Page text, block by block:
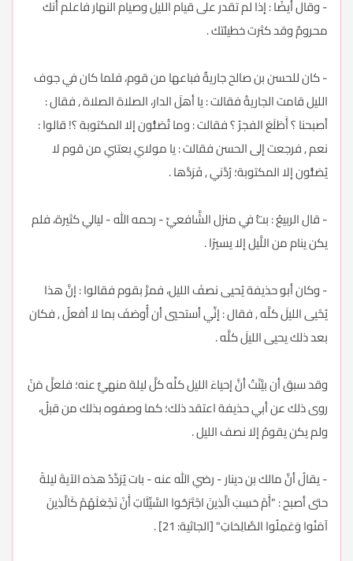
- وقال أيضًا : إذا لم تقدر على قيام الليل وصيام النهار فاعلم أنك
محرومٌ وقد كثرت خطيئتك .
- كان للحسن بن صالح جاريةٌ فباعها من قوم، فلما كان في جوف
الليل قامت الجاريةُ فقالت : يا أهلَ الدار، الصلاة الصلاة , فقال :
أصبحنا ؟ أَطَلَعَ الفجرُ ؟ فقالت : وما تُصَلُّون إلا المكتوبة ؟! قالوا :
نعم , فرجعت إلى الحسن فقالت : يا مولاي بعتني من قوم لا
يُصَلُّون إلا المكتوبة؛ رُدَّني , فَرَدَّها .
- قال الربيعُ : بتُّ في منزل الشَّافعيِّ - رحمه الله - ليالي كثيرة، فلم
يكن ينام من اللَّيل إلا يسيرًا .
- وكان أبو حذيفة يُحيى نصفَ الليل، فمرَّ بقوم فقالوا : إنَّ هذا
يُحْيى الليلَ كلَّه , فقال : إنِّي أستحيي أن أُوصَفَ بما لا أفعلُ , فكان
بعد ذلك يحيى الليلَ كلَّه .
وقد سبق أن بيَّنْتُ أنَّ إحياءَ الليل كلِّه كلَّ ليلة منهيٌّ عنه؛ فلعلَّ مَنْ
روى ذلك عن أبي حذيفة اعتقد ذلك؛ كما وصفوه بذلك من قبلُ،
ولم يكن يقومُ إلا نصف الليل .
- يقالُ أنَّ مالك بن دينار - رضي الله عنه - بات يُرَدِّدُ هذه الآيةَ ليلةً
حتى أصبح : "أَمْ حَسِبَ الَّذِينَ اجْتَرَحُوا السَّيِّئَاتِ أَنْ نَجْعَلَهُمْ كَالَّذِينَ
آمَنُوا وَعَمِلُوا الصَّالِحَاتِ" [الجاثية: 21] .